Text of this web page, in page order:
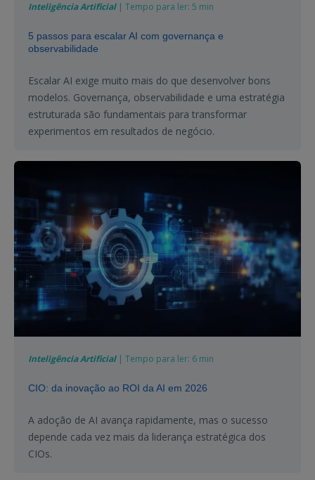
Inteligência Artificial| Tempo para ler: 5 min
5 passos para escalar AI com governança e
observabilidade
Escalar AI exige muito mais do que desenvolver bons
modelos. Governança, observabilidade e uma estratégia
estruturada são fundamentais para transformar
experimentos em resultados de negócio.
Inteligência Artificial| Tempo para ler: 6 min
CIO: da inovação ao ROI da AI em 2026
A adoção de AI avança rapidamente, mas o sucesso
depende cada vez mais da liderança estratégica dos
CIOs.